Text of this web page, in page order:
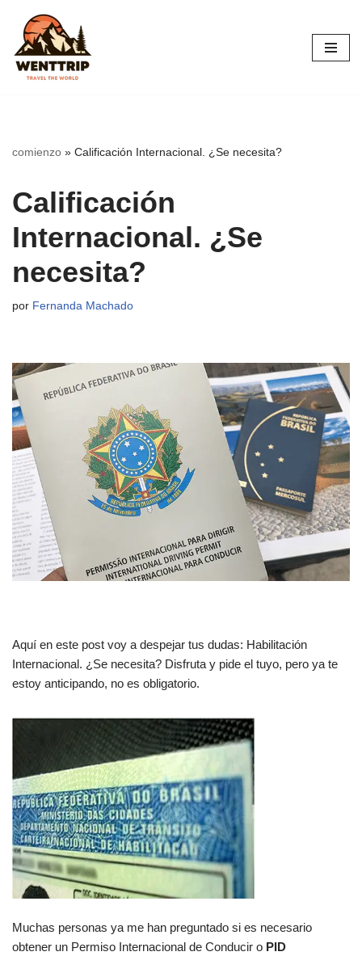
Saltar
al
contenido
comienzo » Calificación Internacional. ¿Se necesita?
Calificación
Internacional. ¿Se
necesita?
por Fernanda Machado
Aquí en este post voy a despejar tus dudas: Habilitación
Internacional. ¿Se necesita? Disfruta y pide el tuyo, pero ya te
estoy anticipando, no es obligatorio.
Muchas personas ya me han preguntado si es necesario
obtener un Permiso Internacional de Conducir o PID